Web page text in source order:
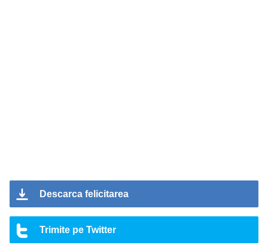
Descarca felicitarea
Trimite pe Twitter